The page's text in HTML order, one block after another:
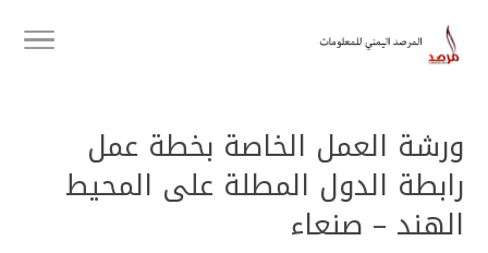
ورشة العمل الخاصة بخطة عمل
رابطة الدول المطلة على المحيط
الهند – صنعاء